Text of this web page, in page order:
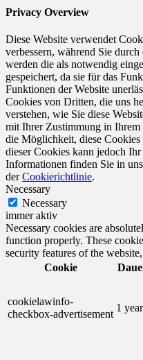
Privacy Overview
Diese Website verwendet
verbessern, während Sie
werden die als notwendig
gespeichert, da sie für das
Funktionen der Website
Cookies von Dritten, die uns
verstehen, wie Sie diese
mit Ihrer Zustimmung in Ihrem
die Möglichkeit, diese
dieser Cookies kann jedoch
Informationen finden Sie in
derCookierichtlinie.
Necessary
Necessary
immer aktiv
Necessary cookies are
function properly. These
security features of the
Cookie
cookielawinfo-
checkbox-advertisement
1 year